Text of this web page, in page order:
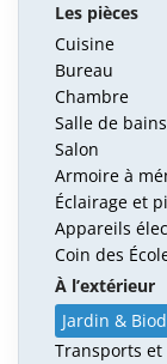
Les pièces
Cuisine
Bureau
Chambre
Salle de bains
Salon
Armoire à
Éclairage et
Appareils
Coin des
À l’extérieur
Jardin &
Transports